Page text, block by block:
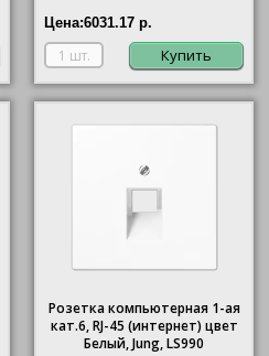
Цена:6031.17 р.
Купить
Розетка компьютерная 1-ая
кат.6, RJ-45 (интернет) цвет
Белый, Jung, LS990